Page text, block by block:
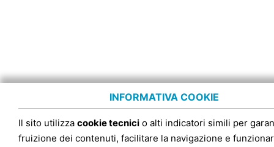
INFORMATIVA COOKIE
Il sito utilizza cookie tecnici o alti indicatori simili per
fruizione dei contenuti, facilitare la navigazione e